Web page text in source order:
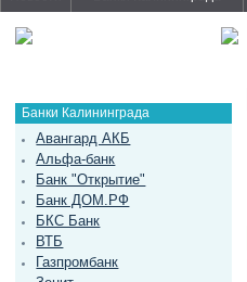
Банки Калининграда
Авангард АКБ
Альфа-банк
Банк "Открытие"
Банк ДОМ.РФ
БКС Банк
ВТБ
Газпромбанк